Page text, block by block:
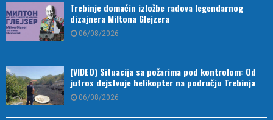
Trebinje domaćin izložbe radova legendarnog
dizajnera Miltona Glejzera
06/08/2026
(VIDEO) Situacija sa požarima pod kontrolom: Od
jutros dejstvuje helikopter na području Trebinja
06/08/2026